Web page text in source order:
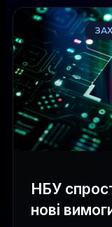
НБУ
нові